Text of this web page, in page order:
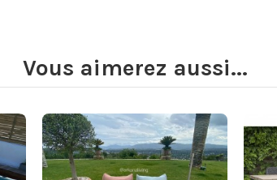
Vous aimerez aussi...